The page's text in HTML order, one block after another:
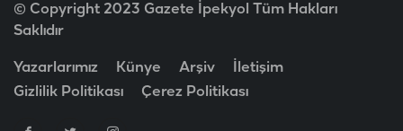
© Copyright 2023 Gazete İpekyol Tüm Hakları
Saklıdır
Yazarlarımız Künye Arşiv
İletişim
Gizlilik Politikası
Çerez Politikası